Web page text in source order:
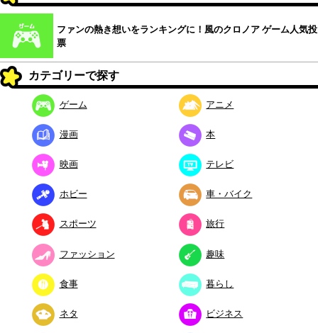
ファンの熱き想いをランキングに！風のクロノア ゲーム人気投
票
カテゴリーで探す
ゲーム アニメ
漫画 本
映画 テレビ
ホビー 車・バイク
スポーツ 旅行
ファッション 趣味
食事 暮らし
ネタ ビジネス